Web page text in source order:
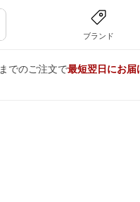
ブランド
でのご注文で最短翌日にお届